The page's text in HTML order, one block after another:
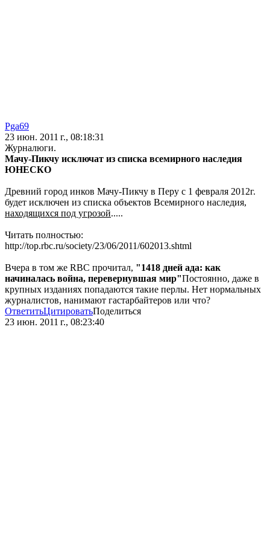
Pga69
23 июн. 2011 г., 08:18:31
Журналюги.
Мачу-Пикчу исключат из списка всемирного наследия
ЮНЕСКО
Древний город инков Мачу-Пикчу в Перу с 1 февраля 2012г.
будет исключен из списка объектов Всемирного наследия,
находящихся под угрозой.....
Читать полностью:
http://top.rbc.ru/society/23/06/2011/602013.shtml
Вчера в том же RBC прочитал, "1418 дней ада: как
начиналась война, перевернувшая мир"Постоянно, даже в
крупных изданиях попадаются такие перлы. Нет нормальных
журналистов, нанимают гастарбайтеров или что?
ОтветитьЦитироватьПоделиться
23 июн. 2011 г., 08:23:40